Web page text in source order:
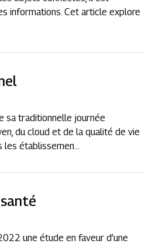
informations. Cet article explore
sa traditionnelle journée
du cloud et de la qualité de vie
les établissemen...
une étude en faveur d’une